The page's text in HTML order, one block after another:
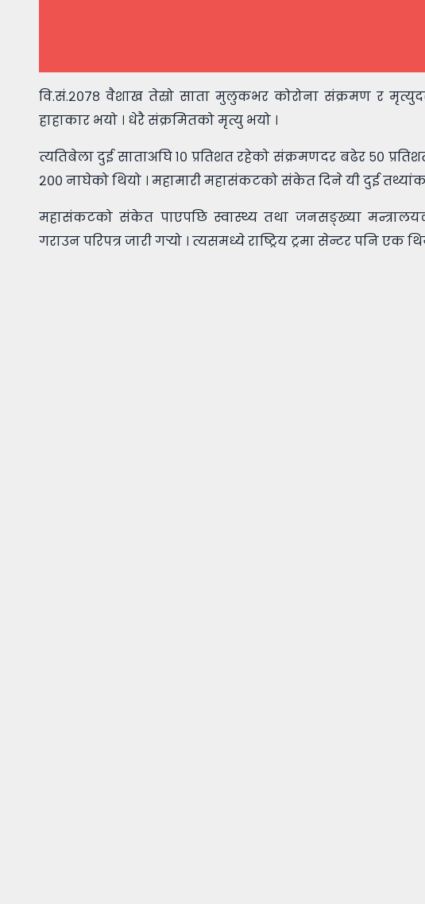
वि.सं.२०७८ वैशाख तेस्रो साता मुलुकभर कोरोना संक्रमण र
हाहाकार भयो । धेरै संक्रमितको मृत्यु भयो ।
त्यतिबेला दुई साताअघि १० प्रतिशत रहेको संक्रमणदर बढेर ५०
२०० नाघेको थियो । महामारी महासंकटको संकेत दिने यी दुई
महासंकटको संकेत पाएपछि स्वास्थ्य तथा जनसङ्ख्या
गराउन परिपत्र जारी गर्‍यो । त्यसमध्ये राष्ट्रिय ट्रमा सेन्टर पनि एक